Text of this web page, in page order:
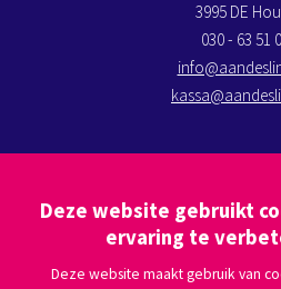
Deze website gebruikt
ervaring te
Deze website maakt gebruik van
3995 DE
030 - 63 51
Plan een route via